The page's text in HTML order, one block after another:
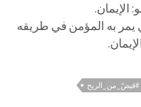
الإيمان.
يمر به المؤمن في طريقه
#قبضٌ_من_الريح